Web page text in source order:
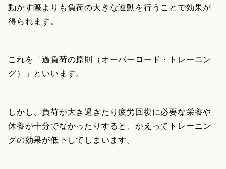
動かす際よりも負荷の大きな運動を行うことで効果が
得られます。
これを「過負荷の原則（オーバーロード・トレーニン
グ）」といいます。
しかし、負荷が大き過ぎたり疲労回復に必要な栄養や
休養が十分でなかったりすると、かえってトレーニン
グの効果が低下してしまいます。